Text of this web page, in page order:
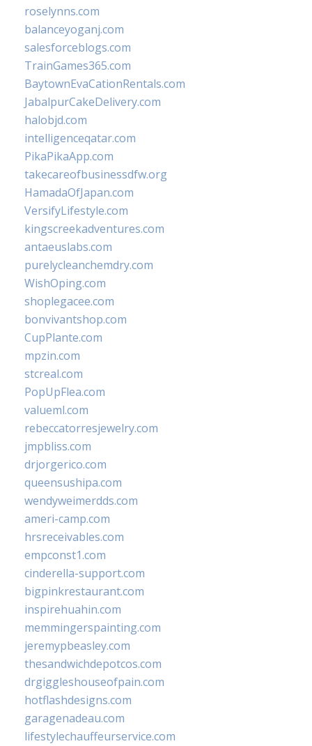
roselynns.com
balanceyoganj.com
salesforceblogs.com
TrainGames365.com
BaytownEvaCationRentals.com
JabalpurCakeDelivery.com
halobjd.com
intelligenceqatar.com
PikaPikaApp.com
takecareofbusinessdfw.org
HamadaOfJapan.com
VersifyLifestyle.com
kingscreekadventures.com
antaeuslabs.com
purelycleanchemdry.com
WishOping.com
shoplegacee.com
bonvivantshop.com
CupPlante.com
mpzin.com
stcreal.com
PopUpFlea.com
valueml.com
rebeccatorresjewelry.com
jmpbliss.com
drjorgerico.com
queensushipa.com
wendyweimerdds.com
ameri-camp.com
hrsreceivables.com
empconst1.com
cinderella-support.com
bigpinkrestaurant.com
inspirehuahin.com
memmingerspainting.com
jeremypbeasley.com
thesandwichdepotcos.com
drgiggleshouseofpain.com
hotflashdesigns.com
garagenadeau.com
lifestylechauffeurservice.com